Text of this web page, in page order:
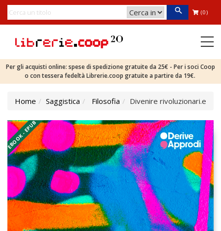
(0)
Per gli acquisti online: spese di spedizione gratuite da 25€ - Per i soci Coop
o con tessera fedeltà Librerie.coop gratuite a partire da 19€.
Home Saggistica Filosofia Divenire rivoluzionari.e
EBOOK - EPUB